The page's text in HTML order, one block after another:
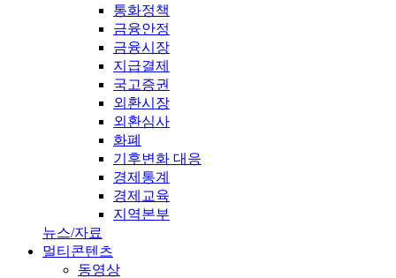
통화정책
금융안정
금융시장
지급결제
국고증권
외환시장
외환심사
화폐
기후변화 대응
경제통계
경제교육
지역본부
뉴스/자료
멀티콘텐츠
동영상